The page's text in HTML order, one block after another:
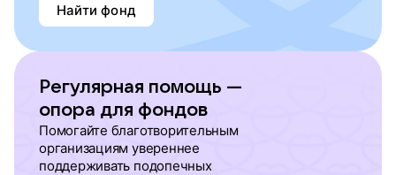
Найти фонд
Регулярная помощь —
опора для фондов
Помогайте благотворительным
организациям увереннее
поддерживать подопечных